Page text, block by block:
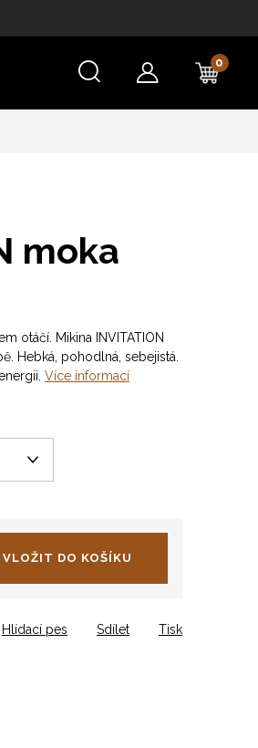
moka
otáčí. Mikina INVITATION
Hebká, pohodlná, sebejistá.
Více informací
VLOŽIT DO KOŠÍKU
Tisk
Hlídací pes Sdílet